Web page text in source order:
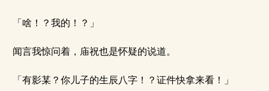
「啥！？我的！？」
闻言我惊问着，庙祝也是怀疑的说道。
「有影某？你儿子的生辰八字！？证件快拿来看！」